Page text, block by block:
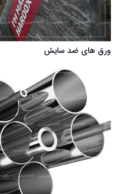
ورق های ضد سایش